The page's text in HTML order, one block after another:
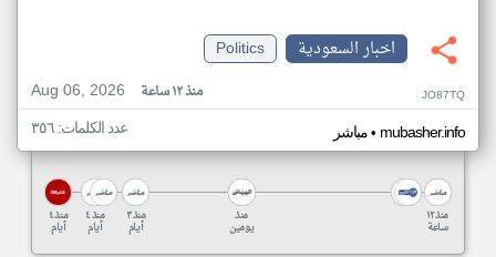
اخبار السعودية
Politics
Aug 06, 2026
منذ ١٢ ساعة JO87TQ
مباشر• mubasher.info عدد الكلمات: ٣٥٦
منذ ٤
أيام
منذ ٤
أيام
منذ ٣
أيام
منذ
يومين
منذ ١٢
ساعة